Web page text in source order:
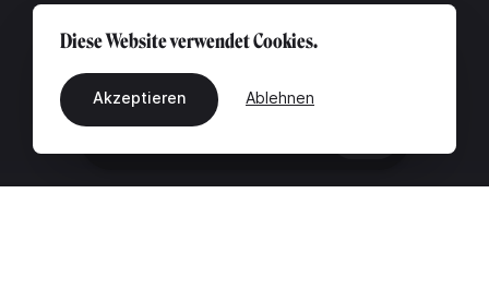
Diese Website verwendet Cookies.
Akzeptieren Ablehnen